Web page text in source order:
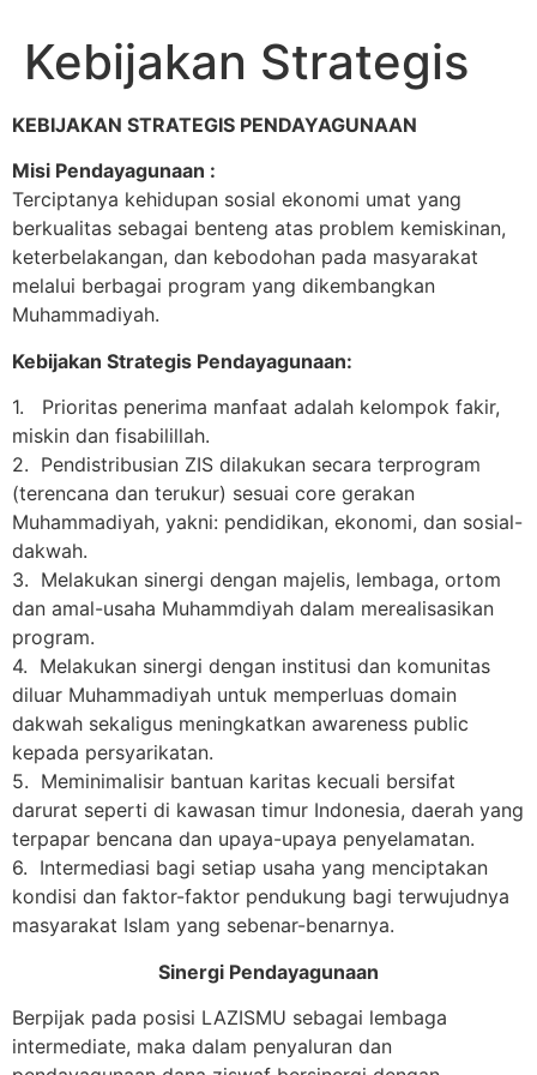
Kebijakan Strategis
KEBIJAKAN STRATEGIS PENDAYAGUNAAN
Misi Pendayagunaan :
Terciptanya kehidupan sosial ekonomi umat yang
berkualitas sebagai benteng atas problem kemiskinan,
keterbelakangan, dan kebodohan pada masyarakat
melalui berbagai program yang dikembangkan
Muhammadiyah.
Kebijakan Strategis Pendayagunaan:
1. Prioritas penerima manfaat adalah kelompok fakir,
miskin dan fisabilillah.
2. Pendistribusian ZIS dilakukan secara terprogram
(terencana dan terukur) sesuai core gerakan
Muhammadiyah, yakni: pendidikan, ekonomi, dan sosial-
dakwah.
3. Melakukan sinergi dengan majelis, lembaga, ortom
dan amal-usaha Muhammdiyah dalam merealisasikan
program.
4. Melakukan sinergi dengan institusi dan komunitas
diluar Muhammadiyah untuk memperluas domain
dakwah sekaligus meningkatkan awareness public
kepada persyarikatan.
5. Meminimalisir bantuan karitas kecuali bersifat
darurat seperti di kawasan timur Indonesia, daerah yang
terpapar bencana dan upaya-upaya penyelamatan.
6. Intermediasi bagi setiap usaha yang menciptakan
kondisi dan faktor-faktor pendukung bagi terwujudnya
masyarakat Islam yang sebenar-benarnya.
Sinergi Pendayagunaan
Berpijak pada posisi LAZISMU sebagai lembaga
intermediate, maka dalam penyaluran dan